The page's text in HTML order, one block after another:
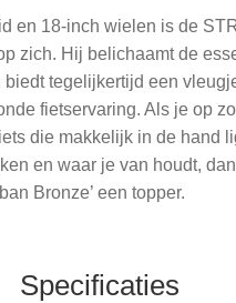
en 18-inch wielen is de
zich. Hij belichaamt de
biedt tegelijkertijd een
fietservaring. Als je op
die makkelijk in de hand
en waar je van houdt,
Bronze’ een topper.
Specificaties